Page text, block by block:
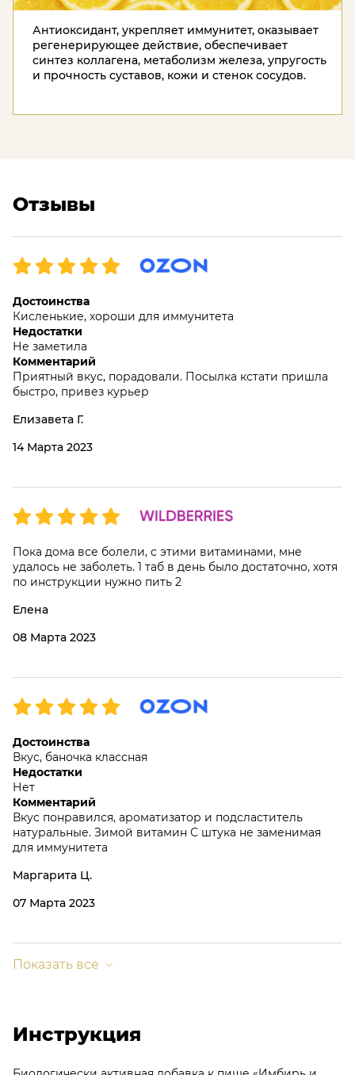
Антиоксидант, укрепляет иммунитет, оказывает
регенерирующее действие, обеспечивает
синтез коллагена, метаболизм железа, упругость
и прочность суставов, кожи и стенок сосудов.
Отзывы
Достоинства
Кисленькие, хороши для иммунитета
Недостатки
Не заметила
Комментарий
Приятный вкус, порадовали. Посылка кстати пришла
быстро, привез курьер
Елизавета Г.
14 Марта 2023
Пока дома все болели, с этими витаминами, мне
удалось не заболеть. 1 таб в день было достаточно, хотя
по инструкции нужно пить 2
Елена
08 Марта 2023
Достоинства
Вкус, баночка классная
Недостатки
Нет
Комментарий
Вкус понравился, ароматизатор и подсластитель
натуральные. Зимой витамин С штука не заменимая
для иммунитета
Маргарита Ц.
07 Марта 2023
внимание, она стеклянная, красивая
Любовь
Показать все
Инструкция